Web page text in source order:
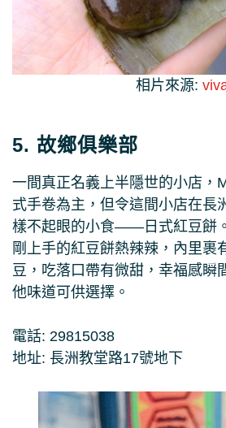
相片來源:
5. 故鄉俱樂部
一間真正名義上半隱世的小店，
式手卷為主，但令這間小店在長
樣不起眼的小食——日式紅豆餅。
剛上手的紅豆餅熱辣辣，內里裹
豆，吃落口帶有微甜，幸福感瞬
他味道可供選擇。
電話: 29815038
地址: 長洲教堂路17號地下